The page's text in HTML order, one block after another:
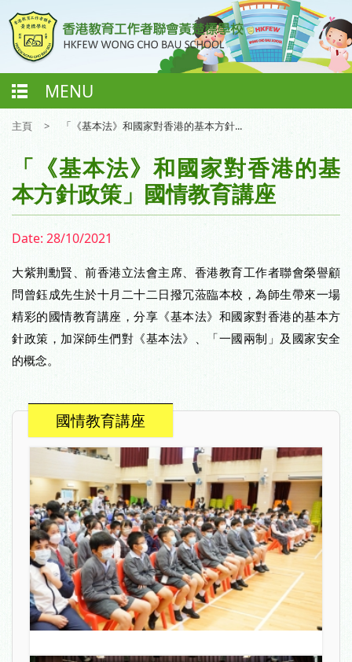
MENU
主頁 > 「《基本法》和國家對香港的基本方針...
「《基本法》和國家對香港的基
本方針政策」國情教育講座
Date: 28/10/2021
大紫荆勳賢、前香港立法會主席、香港教育工作者聯會榮譽顧
問曾鈺成先生於十月二十二日撥冗蒞臨本校，為師生帶來一場
精彩的國情教育講座，分享《基本法》和國家對香港的基本方
針政策，加深師生們對《基本法》、「一國兩制」及國家安全
的概念。
國情教育講座